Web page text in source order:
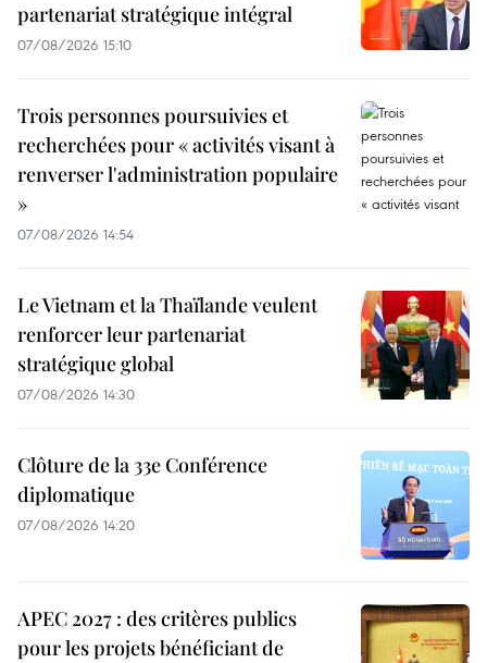
partenariat stratégique intégral
07/08/2026 15:10
Trois personnes poursuivies et
recherchées pour « activités visant à
renverser l'administration populaire
»
07/08/2026 14:54
Le Vietnam et la Thaïlande veulent
renforcer leur partenariat
stratégique global
07/08/2026 14:30
Clôture de la 33e Conférence
diplomatique
07/08/2026 14:20
APEC 2027 : des critères publics
pour les projets bénéficiant de